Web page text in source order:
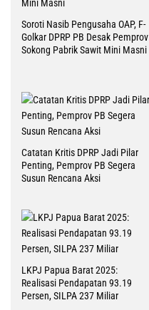
Soroti Nasib Pengusaha OAP, F-
Golkar DPRP PB Desak Pemprov
Sokong Pabrik Sawit Mini Masni
Catatan Kritis DPRP Jadi Pilar
Penting, Pemprov PB Segera
Susun Rencana Aksi
LKPJ Papua Barat 2025:
Realisasi Pendapatan 93.19
Persen, SILPA 237 Miliar